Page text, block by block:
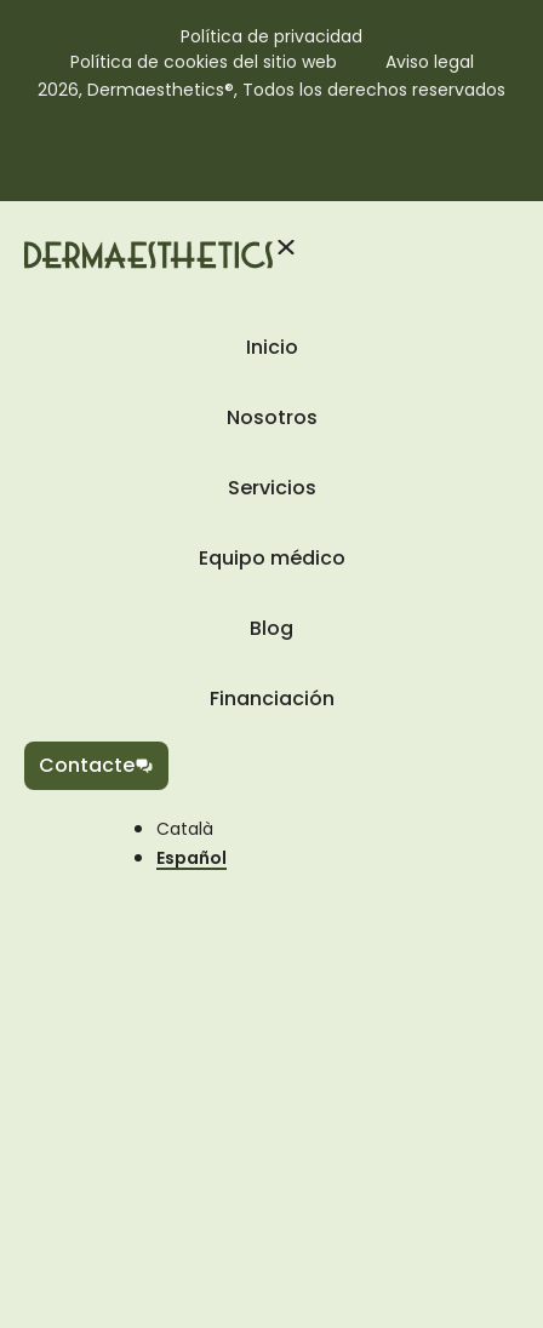
Política de privacidad
Política de cookies del sitio web
Aviso legal
2026, Dermaesthetics®, Todos los derechos reservados
Inicio
Nosotros
Servicios
Equipo médico
Blog
Financiación
Contacte
Català
Español